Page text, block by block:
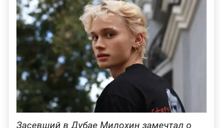
Засевший в Дубае Милохин замечтал о